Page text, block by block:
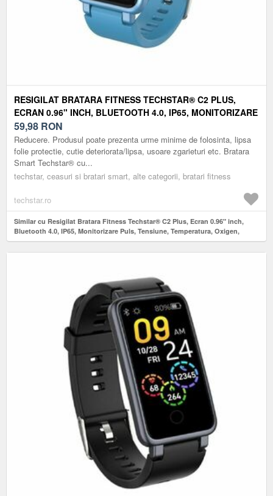
RESIGILAT BRATARA FITNESS TECHSTAR® C2 PLUS,
ECRAN 0.96" INCH, BLUETOOTH 4.0, IP65, MONITORIZARE
PULS, TENSIUNE, TEMPERATURA, OXIGEN, ALBASTRU
59,98 RON
Reducere. Produsul poate prezenta urme minime de folosinta, lipsa
folie protectie, cutie deteriorata/lipsa, usoare zgarieturi etc. Bratara
Smart Techstar® cu...
techstar, ceasuri si bratari smart, alte categorii, bratari fitness
techstar.ro
Similar cu Resigilat Bratara Fitness Techstar® C2 Plus, Ecran 0.96" inch,
Bluetooth 4.0, IP65, Monitorizare Puls, Tensiune, Temperatura, Oxigen,
Albastru